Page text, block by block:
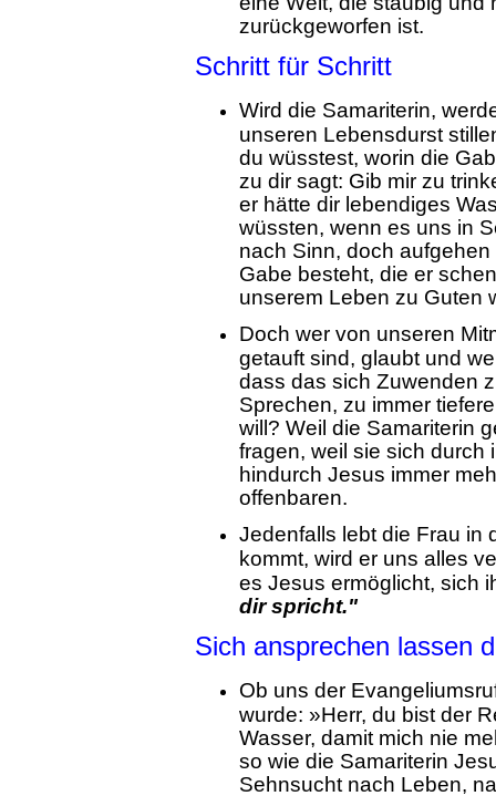
zurückgeworfen ist.
Schritt für Schritt
Wird die Samariterin,
unseren Lebensdurst
du wüsstest, worin die
zu dir sagt: Gib mir zu
er hätte dir lebendiges
wüssten, wenn es uns in
nach Sinn, doch
Gabe besteht, die er
unserem Leben zu Guten
Doch wer von unseren
getauft sind, glaubt und
dass das sich Zuwenden
Sprechen, zu immer
will? Weil die Samariterin
fragen, weil sie sich durch
hindurch Jesus immer
offenbaren.
Jedenfalls lebt die Frau in
kommt, wird er uns alles
es Jesus ermöglicht, sich
dir spricht."
Sich ansprechen lassen
Ob uns der
wurde: »Herr, du bist der
Wasser, damit mich nie
so wie die Samariterin
Sehnsucht nach Leben,